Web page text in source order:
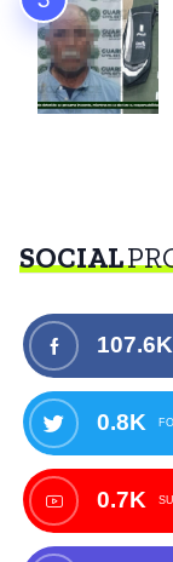
SOCIAL
107.6K
0.8K
0.7K